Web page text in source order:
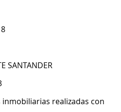
SANTANDER
inmobiliarias realizadas con